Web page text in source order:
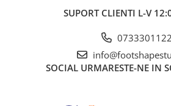
SUPORT CLIENTI L-V
0733301122
SOCIAL URMARESTE-NE IN